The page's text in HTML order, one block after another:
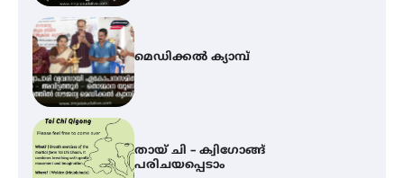
മെഡിക്കൽ ക്യാമ്പ്
തായ് ചി – ക്വിഗോങ്ങ്
പരിചയപ്പെടാം